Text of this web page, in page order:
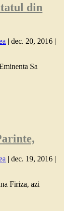
din
| dec. 20, 2016 |
Sa
dec. 19, 2016
Firiza, azi